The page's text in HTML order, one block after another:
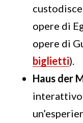
opere di
opere di
biglietti).
Haus der